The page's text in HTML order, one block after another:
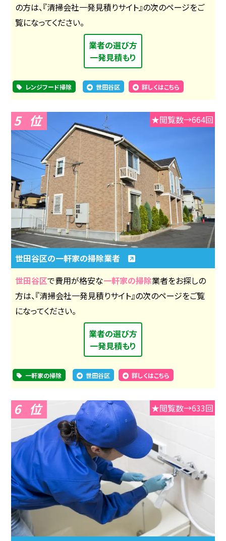
の方は、『清掃会社一発見積りサイト』の次のページをご
覧になってください。
業者の選び方
一発見積もり
レンジフード掃除 世田谷区 詳しくはこちら
5 ★閲覧数→664回
世田谷区の一軒家の掃除業者
世田谷区で費用が格安な一軒家の掃除業者をお探しの
方は、『清掃会社一発見積りサイト』の次のページをご覧
になってください。
業者の選び方
一発見積もり
一軒家の掃除 世田谷区 詳しくはこちら
6 ★閲覧数→633回